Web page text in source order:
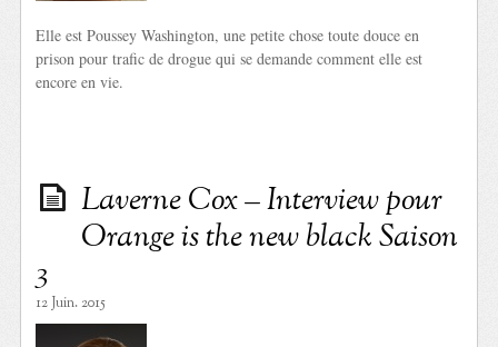
Elle est Poussey Washington, une petite chose toute douce en
prison pour trafic de drogue qui se demande comment elle est
encore en vie.
Laverne Cox – Interview pour
Orange is the new black Saison
3
12 Juin. 2015